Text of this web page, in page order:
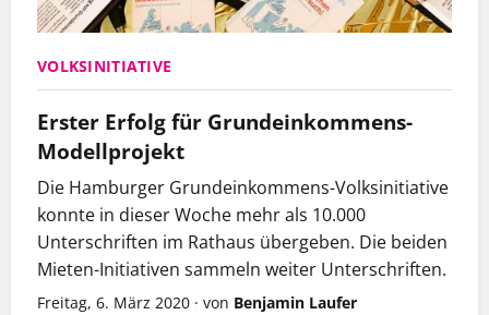
VOLKSINITIATIVE
Erster Erfolg für Grundeinkommens-
Modellprojekt
Die Hamburger Grundeinkommens-Volksinitiative
konnte in dieser Woche mehr als 10.000
Unterschriften im Rathaus übergeben. Die beiden
Mieten-Initiativen sammeln weiter Unterschriften.
Freitag, 6. März 2020 · von Benjamin Laufer